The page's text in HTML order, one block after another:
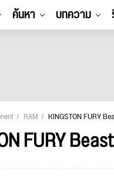
ค้นหา บทความ
RAM KINGSTON FURY
FURY